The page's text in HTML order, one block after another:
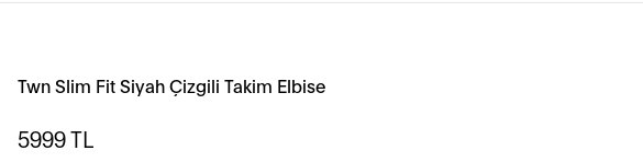
Twn Slim Fit Siyah Çizgili Takim Elbise
5999TL